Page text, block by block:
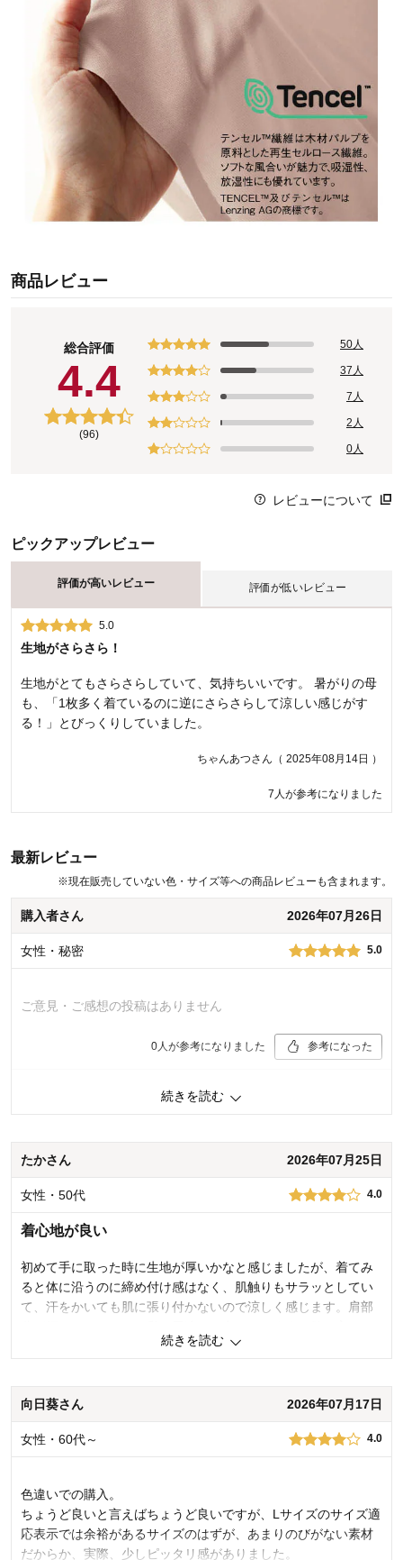
商品レビュー
総合評価
4.4
(96)
50人
37人
7人
2人
0人
レビューについて
ピックアップレビュー
評価が高いレビュー 評価が低いレビュー
5.0
生地がさらさら！
生地がとてもさらさらしていて、気持ちいいです。 暑がりの母
も、「1枚多く着ているのに逆にさらさらして涼しい感じがす
る！」とびっくりしていました。
ちゃんあつさん（ 2025年08月14日 ）
7人が参考になりました
2.0
っすぐではなくなりました。生地をケチってバイアスで 裁断さ
れているのでしょうか。
最新レビュー
※現在販売していない色・サイズ等への商品レビューも含まれます。
購入者さん 2026年07月26日
女性・秘密 5.0
ご意見・ご感想の投稿はありません
0人が参考になりました 参考になった
5.0
続きを読む
たかさん 2026年07月25日
女性・50代 4.0
着心地が良い
初めて手に取った時に生地が厚いかなと感じましたが、着てみ
ると体に沿うのに締め付け感はなく、肌触りもサラッとしてい
て、汗をかいても肌に張り付かないので涼しく感じます。肩部
ば、丈がもう少し長いものもあるといいです。色違いで買い足
参考になった
お気に入りポイント： 色、着心地
サイズ：
ちょうどよい
続きを読む
向日葵さん 2026年07月17日
女性・60代～ 4.0
色違いでの購入。
ちょうど良いと言えばちょうど良いですが、Lサイズのサイズ適
応表示では余裕があるサイズのはずが、あまりのびがない素材
だからか、実際、少しピッタリ感がありました。